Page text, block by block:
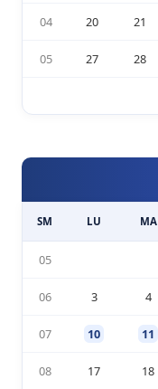
04 20 21
05 27 28
SM LU MA
05
06 3 4
07 10 11
08 17 18